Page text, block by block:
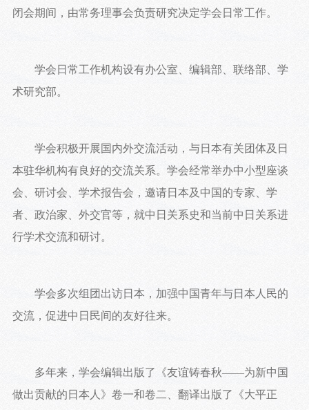
闭会期间，由常务理事会负责研究决定学会日常工作。
学会日常工作机构设有办公室、编辑部、联络部、学
术研究部。
学会积极开展国内外交流活动，与日本有关团体及日
本驻华机构有良好的交流关系。学会经常举办中小型座谈
会、研讨会、学术报告会，邀请日本及中国的专家、学
者、政治家、外交官等，就中日关系史和当前中日关系进
行学术交流和研讨。
学会多次组团出访日本，加强中国青年与日本人民的
交流，促进中日民间的友好往来。
多年来，学会编辑出版了《友谊铸春秋——为新中国
做出贡献的日本人》卷一和卷二、翻译出版了《大平正